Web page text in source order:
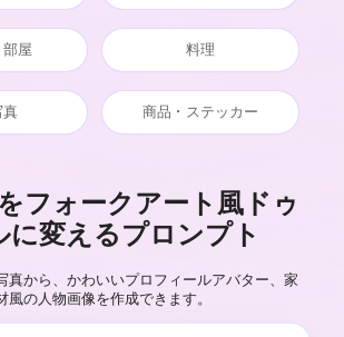
屋 料理
真 商品・ステッカー
フォークアート風ドゥ
に変えるプロンプト
真から、かわいいプロフィールアバター、家
風の人物画像を作成できます。